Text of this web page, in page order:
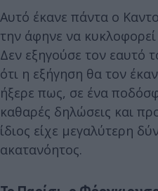
Αυτό έκανε πάντα ο
την άφηνε να
Δεν εξηγούσε τον εαυτό
ότι η εξήγηση θα τον
ήξερε πως, σε ένα
καθαρές δηλώσεις και
ίδιος είχε μεγαλύτερη
ακατανόητος.